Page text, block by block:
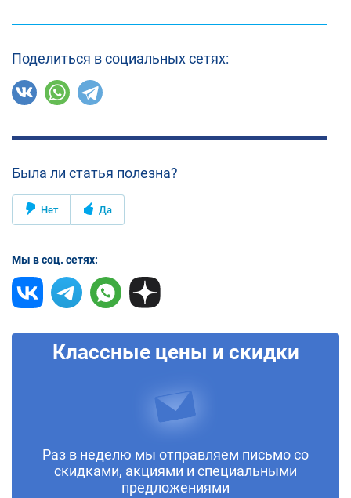
Поделиться в социальных сетях:
Была ли статья полезна?
Нет Да
Мы в соц. сетях:
Классные цены и скидки
Раз в неделю мы отправляем письмо со
скидками, акциями и специальными
предложениями